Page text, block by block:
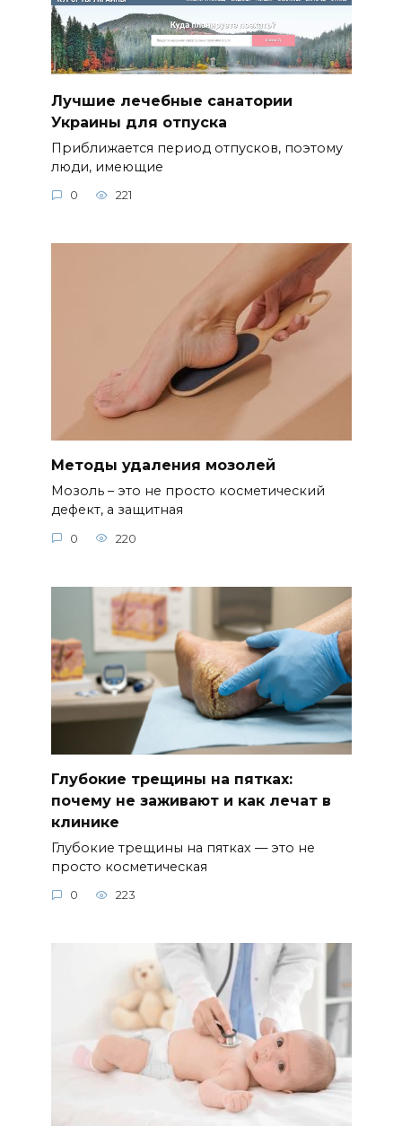
Лучшие лечебные санатории
Украины для отпуска
Приближается период отпусков, поэтому
люди, имеющие
0 221
Методы удаления мозолей
Мозоль – это не просто косметический
дефект, а защитная
0 220
Глубокие трещины на пятках:
почему не заживают и как лечат в
клинике
Глубокие трещины на пятках — это не
просто косметическая
0 223